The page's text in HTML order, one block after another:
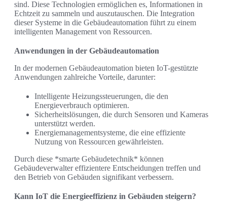
sind. Diese Technologien ermöglichen es, Informationen in
Echtzeit zu sammeln und auszutauschen. Die Integration
dieser Systeme in die Gebäudeautomation führt zu einem
intelligenten Management von Ressourcen.
Anwendungen in der Gebäudeautomation
In der modernen Gebäudeautomation bieten IoT-gestützte
Anwendungen zahlreiche Vorteile, darunter:
Intelligente Heizungssteuerungen, die den
Energieverbrauch optimieren.
Sicherheitslösungen, die durch Sensoren und Kameras
unterstützt werden.
Energiemanagementsysteme, die eine effiziente
Nutzung von Ressourcen gewährleisten.
Durch diese *smarte Gebäudetechnik* können
Gebäudeverwalter effizientere Entscheidungen treffen und
den Betrieb von Gebäuden signifikant verbessern.
Kann IoT die Energieeffizienz in Gebäuden steigern?